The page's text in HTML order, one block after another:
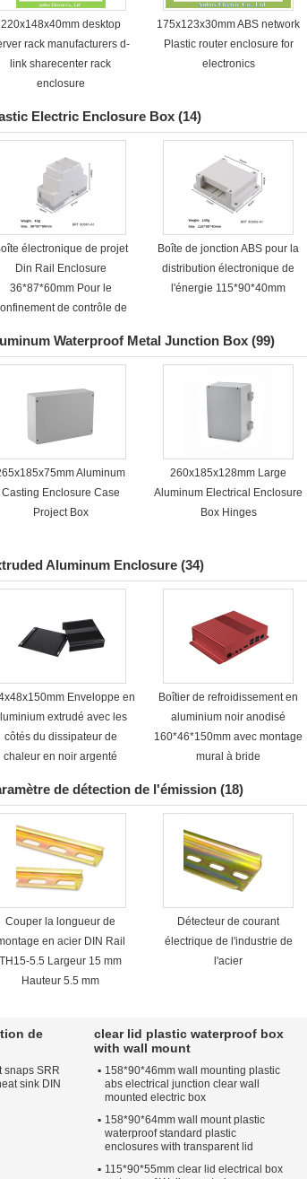
220x148x40mm desktop
rack manufacturers d-
link sharecenter rack
enclosure
175x123x30mm ABS network
Plastic router enclosure for
electronics
Electric Enclosure Box (14)
électronique de projet
Din Rail Enclosure
36*87*60mm Pour le
de contrôle de
Boîte de jonction ABS pour la
distribution électronique de
l'énergie 115*90*40mm
Waterproof Metal Junction Box (99)
Aluminum
Casting Enclosure Case
Project Box
260x185x128mm Large
Aluminum Electrical Enclosure
Box Hinges
Aluminum Enclosure (34)
Enveloppe en
extrudé avec les
côtés du dissipateur de
chaleur en noir argenté
Boîtier de refroidissement en
aluminium noir anodisé
160*46*150mm avec montage
mural à bride
de détection de l'émission (18)
Couper la longueur de
en acier DIN Rail
TH15-5.5 Largeur 15 mm
Hauteur 5.5 mm
Détecteur de courant
électrique de l'industrie de
l'acier
de
snaps SRR
sink DIN
clear lid plastic waterproof box
with wall mount
158*90*46mm wall mounting plastic
abs electrical junction clear wall
mounted electric box
158*90*64mm wall mount plastic
waterproof standard plastic
enclosures with transparent lid
115*90*55mm clear lid electrical box